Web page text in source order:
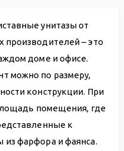
унитазы от
производителей – это
доме и офисе.
можно по размеру,
конструкции. При
помещения, где
к
фарфора и фаянса.